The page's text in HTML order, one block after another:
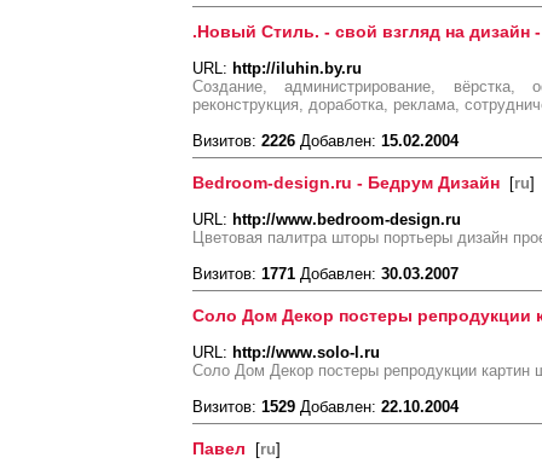
.Новый Стиль. - свой взгляд на дизайн -
URL: http://iluhin.by.ru
Создание, администрирование, вёрстка,
реконструкция, доработка, реклама,
Визитов: 2226 Добавлен: 15.02.2004
Bedroom-design.ru - Бедрум Дизайн [ru]
URL: http://www.bedroom-design.ru
Цветовая палитра шторы портьеры дизайн
Визитов: 1771 Добавлен: 30.03.2007
Соло Дом Декор постеры репродукции
URL: http://www.solo-l.ru
Соло Дом Декор постеры репродукции картин
Визитов: 1529 Добавлен: 22.10.2004
Павел [ru]